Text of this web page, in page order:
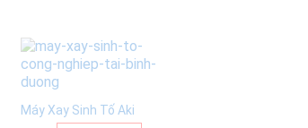
Máy Xay Sinh Tố Aki